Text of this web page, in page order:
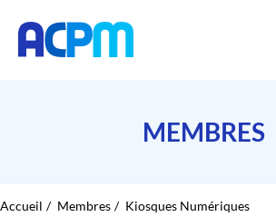
MEMBRES
Accueil Membres Kiosques Numériques